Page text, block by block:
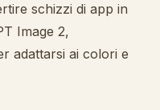
schizzi di app in
Image 2,
adattarsi ai colori e